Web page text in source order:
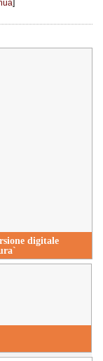
digitale